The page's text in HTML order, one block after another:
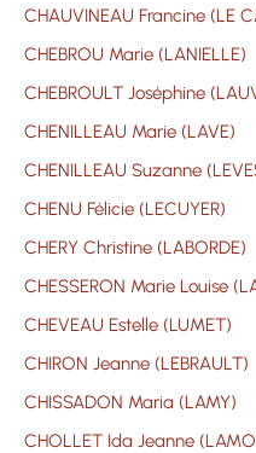
CHAUVINEAU Francine (LE
CHEBROU Marie (LANIELLE)
CHEBROULT Joséphine
CHENILLEAU Marie (LAVE)
CHENILLEAU Suzanne
CHENU Félicie (LECUYER)
CHERY Christine (LABORDE)
CHESSERON Marie Louise
CHEVEAU Estelle (LUMET)
CHIRON Jeanne (LEBRAULT)
CHISSADON Maria (LAMY)
CHOLLET Ida Jeanne